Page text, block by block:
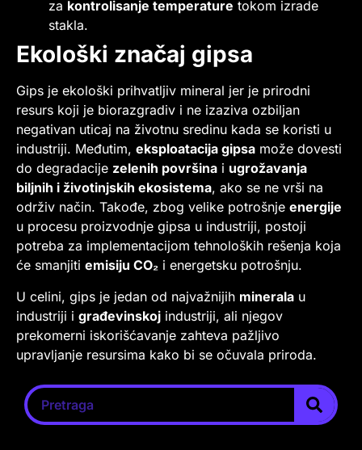
za kontrolisanje temperature tokom izrade
stakla.
Ekološki značaj gipsa
Gips je ekološki prihvatljiv mineral jer je prirodni
resurs koji je biorazgradiv i ne izaziva ozbiljan
negativan uticaj na životnu sredinu kada se koristi u
industriji. Međutim, eksploatacija gipsa može dovesti
do degradacije zelenih površina i ugrožavanja
biljnih i životinjskih ekosistema, ako se ne vrši na
održiv način. Takođe, zbog velike potrošnje energije
u procesu proizvodnje gipsa u industriji, postoji
potreba za implementacijom tehnoloških rešenja koja
će smanjiti emisiju CO₂ i energetsku potrošnju.
U celini, gips je jedan od najvažnijih minerala u
industriji i građevinskoj industriji, ali njegov
prekomerni iskorišćavanje zahteva pažljivo
upravljanje resursima kako bi se očuvala priroda.